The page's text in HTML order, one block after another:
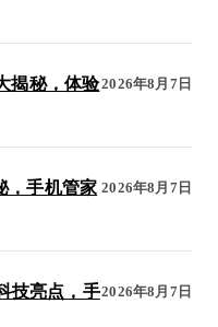
揭秘，体验2026年8月7日
，手机管家 2026年8月7日
技亮点，手2026年8月7日